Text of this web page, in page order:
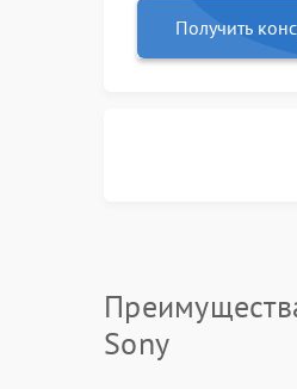
Получить
Sony